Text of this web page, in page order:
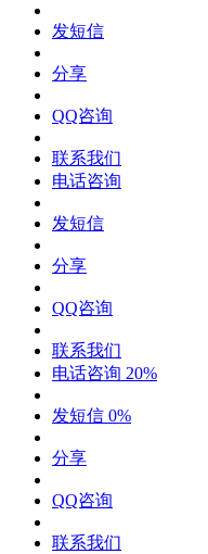
发短信
分享
QQ咨询
联系我们
电话咨询
发短信
分享
QQ咨询
联系我们
电话咨询 20%
发短信 0%
分享
QQ咨询
联系我们